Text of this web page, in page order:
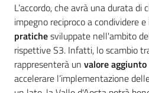
L’accordo, che avrà una durata di
impegno reciproco a condividere
pratichesviluppate nell'ambito
rispettive S3. Infatti, lo scambio
rappresenterà un valore
accelerare l’implementazione